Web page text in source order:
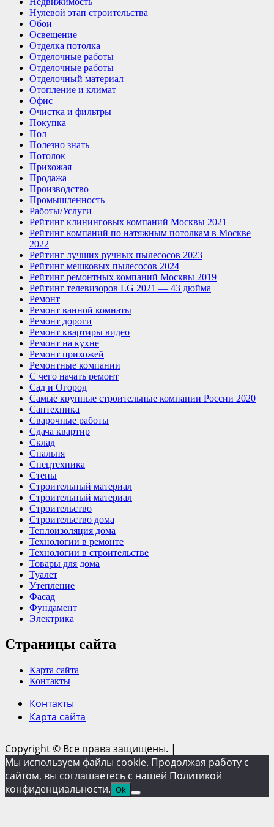
Нулевой этап строительства
Обои
Освещение
Отделка потолка
Отделочные работы
Отделочные работы
Отделочный материал
Отопление и климат
Офис
Очистка и фильтры
Покупка
Пол
Полезно знать
Потолок
Прихожая
Продажа
Производство
Промышленность
Работы/Услуги
Рейтинг клининговых компаний Москвы 2021
Рейтинг компаний по натяжным потолкам в Москве
2022
Рейтинг лучших ручных пылесосов 2023
Рейтинг мешковых пылесосов 2024
Рейтинг ремонтных компаний Москвы 2019
Рейтинг телевизоров LG 2021 — 43 дюйма
Ремонт
Ремонт ванной комнаты
Ремонт дороги
Ремонт квартиры видео
Ремонт на кухне
Ремонт прихожей
Ремонтные компании
С чего начать ремонт
Сад и Огород
Самые крупные строительные компании России 2020
Сантехника
Сварочные работы
Сдача квартир
Склад
Спальня
Спецтехника
Стены
Строительный материал
Строительный материал
Строительство
Строительство дома
Теплоизоляция дома
Технологии в ремонте
Технологии в строительстве
Товары для дома
Туалет
Утепление
Фасад
Фундамент
Электрика
Страницы сайта
Карта сайта
Контакты
Контакты
Карта сайта
Copyright © Все права защищены. |
Мы используем файлы cookie. Продолжая работу с
сайтом, вы соглашаетесь с нашей Политикой
конфиденциальности. Ok